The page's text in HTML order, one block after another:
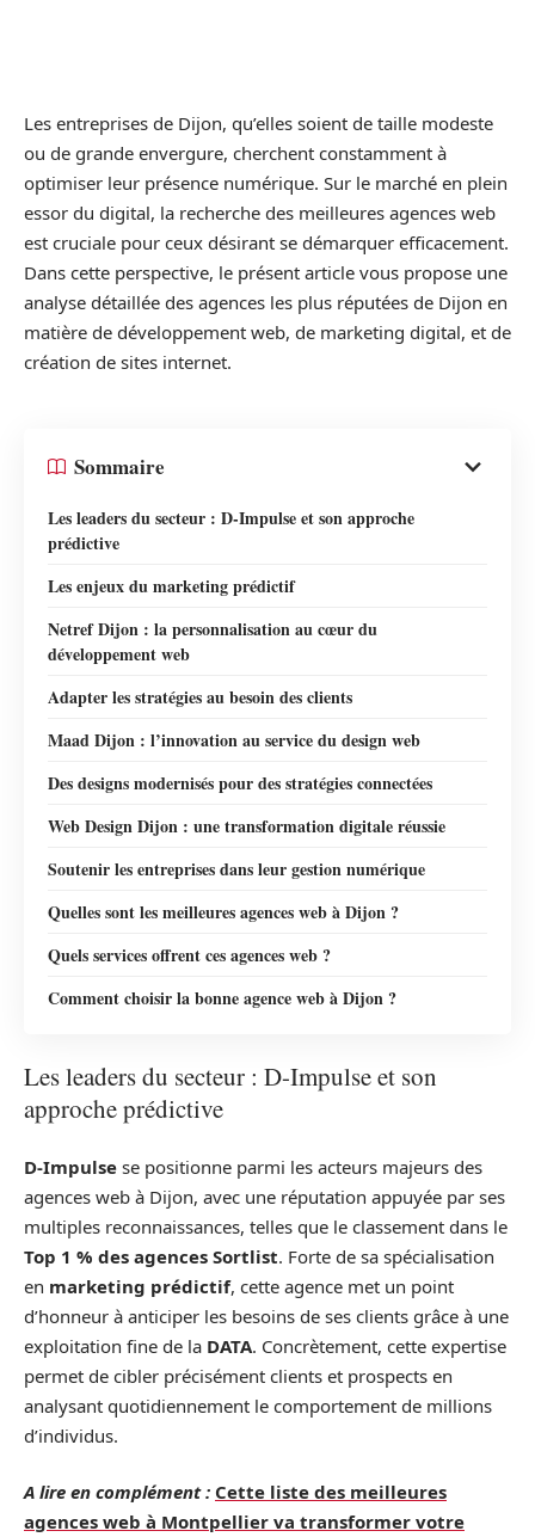
Les entreprises de Dijon, qu’elles soient de taille modeste
ou de grande envergure, cherchent constamment à
optimiser leur présence numérique. Sur le marché en plein
essor du digital, la recherche des meilleures agences web
est cruciale pour ceux désirant se démarquer efficacement.
Dans cette perspective, le présent article vous propose une
analyse détaillée des agences les plus réputées de Dijon en
matière de développement web, de marketing digital, et de
création de sites internet.
Sommaire
Les leaders du secteur : D-Impulse et son approche
prédictive
Les enjeux du marketing prédictif
Netref Dijon : la personnalisation au cœur du
développement web
Adapter les stratégies au besoin des clients
Maad Dijon : l’innovation au service du design web
Des designs modernisés pour des stratégies connectées
Web Design Dijon : une transformation digitale réussie
Soutenir les entreprises dans leur gestion numérique
Quelles sont les meilleures agences web à Dijon ?
Quels services offrent ces agences web ?
Comment choisir la bonne agence web à Dijon ?
Les leaders du secteur : D-Impulse et son
approche prédictive
D-Impulse se positionne parmi les acteurs majeurs des
agences web à Dijon, avec une réputation appuyée par ses
multiples reconnaissances, telles que le classement dans le
Top 1 % des agences Sortlist. Forte de sa spécialisation
en marketing prédictif, cette agence met un point
d’honneur à anticiper les besoins de ses clients grâce à une
exploitation fine de la DATA. Concrètement, cette expertise
permet de cibler précisément clients et prospects en
analysant quotidiennement le comportement de millions
d’individus.
A lire en complément : Cette liste des meilleures
agences web à Montpellier va transformer votre